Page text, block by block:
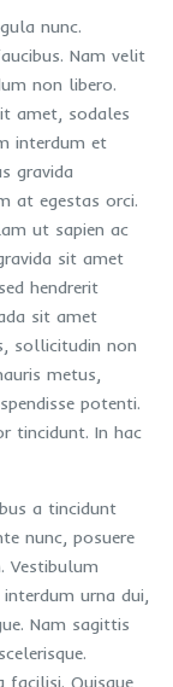
nunc.
Nam velit
non libero.
amet, sodales
interdum et
gravida
at egestas orci.
ut sapien ac
sit amet
hendrerit
sit amet
sollicitudin non
metus,
potenti.
tincidunt. In hac
a tincidunt
nunc, posuere
Vestibulum
urna dui,
Nam sagittis
facilisi. Quisque